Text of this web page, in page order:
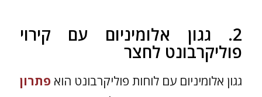
2. גגון אלומיניום עם קירוי
פוליקרבונט לחצר
גגון אלומיניום עם לוחות פוליקרבונט הוא פתרון